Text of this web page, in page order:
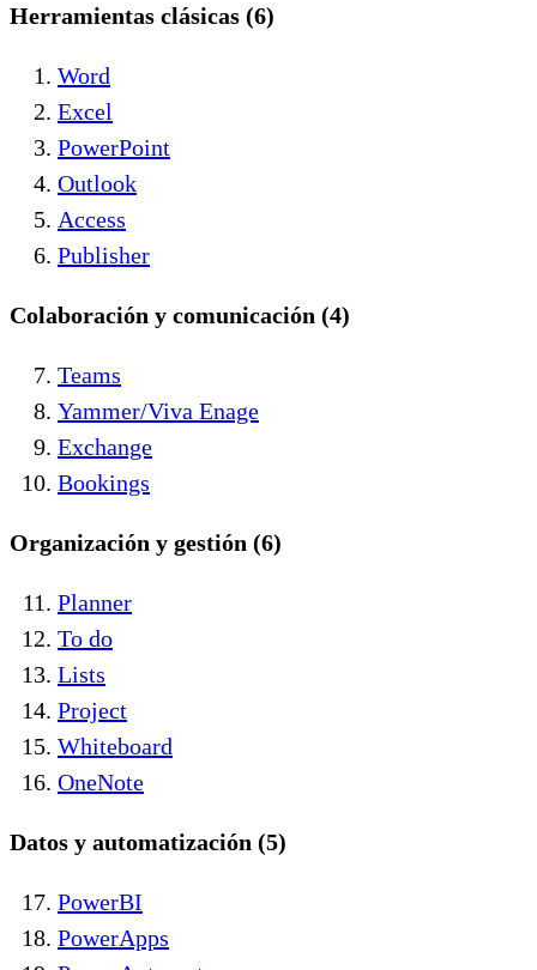
Herramientas clásicas (6)
Word
Excel
PowerPoint
Outlook
Access
Publisher
Colaboración y comunicación (4)
Teams
Yammer/Viva Enage
Exchange
Bookings
Organización y gestión (6)
Planner
To do
Lists
Project
Whiteboard
OneNote
Datos y automatización (5)
PowerBI
PowerApps